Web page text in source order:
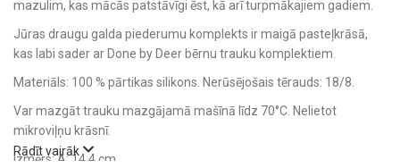
mazulim, kas mācās patstāvīgi ēst, kā arī turpmākajiem gadiem.
Jūras draugu galda piederumu komplekts ir maigā pasteļkrāsā,
kas labi sader ar Done by Deer bērnu trauku komplektiem.
Materiāls: 100 % pārtikas silikons. Nerūsējošais tērauds: 18/8.
Var mazgāt trauku mazgājamā mašīnā līdz 70°C. Nelietot
mikroviļņu krāsnī.
Izmērs: A: 14,4 cm
Rādīt vairāk